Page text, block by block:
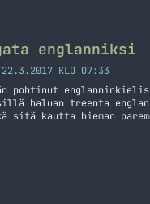
englanniksi
22.3.2017 KLO 07:33
pohtinut
haluan treenta
sitä kautta hieman